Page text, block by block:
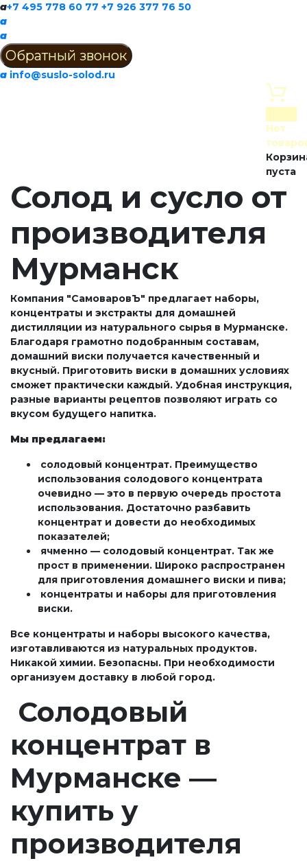
a+7 495 778 60 77 +7 926 377 76 50
a
a
a info@suslo-solod.ru
Нет
пуста
Солод и сусло от
производителя
Мурманск
Компания "СамоваровЪ" предлагает наборы,
концентраты и экстракты для домашней
дистилляции из натурального сырья в Мурманске.
Благодаря грамотно подобранным составам,
домашний виски получается качественный и
вкусный. Приготовить виски в домашних условиях
сможет практически каждый. Удобная инструкция,
разные варианты рецептов позволяют играть со
вкусом будущего напитка.
Мы предлагаем:
солодовый концентрат. Преимущество
использования солодового концентрата
очевидно — это в первую очередь простота
использования. Достаточно разбавить
концентрат и довести до необходимых
показателей;
ячменно — солодовый концентрат. Так же
прост в применении. Широко распространен
для приготовления домашнего виски и пива;
концентраты и наборы для приготовления
виски.
Все концентраты и наборы высокого качества,
изготавливаются из натуральных продуктов.
Никакой химии. Безопасны. При необходимости
организуем доставку в любой город.
Солодовый
концентрат в
Мурманске —
купить у
производителя